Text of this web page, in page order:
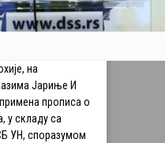
на
Јариње И
прописа о
у складу са
УН, споразумом